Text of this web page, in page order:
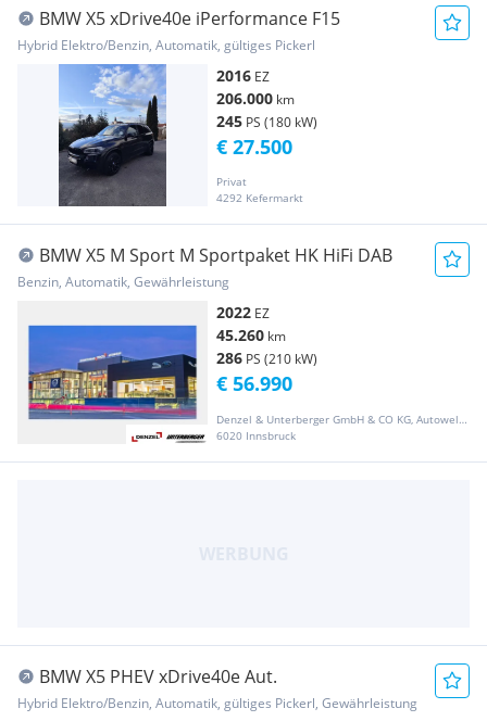
BMW X5 xDrive40e iPerformance F15
Hybrid Elektro/Benzin, Automatik, gültiges Pickerl
2016 EZ
206.000 km
245 PS (180 kW)
Privat
4292 Kefermarkt
€ 27.500
BMW X5 M Sport M Sportpaket HK HiFi DAB
Benzin, Automatik, Gewährleistung
2022 EZ
45.260 km
286 PS (210 kW)
Denzel & Unterberger GmbH & CO KG, Autowelt Innsbruck
6020 Innsbruck
€ 56.990
BMW X5 PHEV xDrive40e Aut.
Hybrid Elektro/Benzin, Automatik, gültiges Pickerl, Gewährleistung